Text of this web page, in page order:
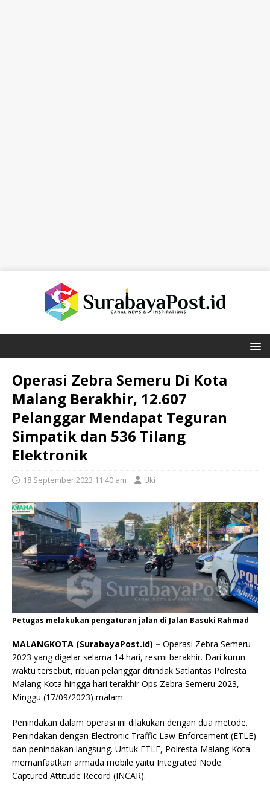
Operasi Zebra Semeru Di Kota
Malang Berakhir, 12.607
Pelanggar Mendapat Teguran
Simpatik dan 536 Tilang
Elektronik
18 September 2023 11:40 am Uki
Petugas melakukan pengaturan jalan di Jalan Basuki Rahmad
MALANGKOTA (SurabayaPost.id) – Operasi Zebra Semeru
2023 yang digelar selama 14 hari, resmi berakhir. Dari kurun
waktu tersebut, ribuan pelanggar ditindak Satlantas Polresta
Malang Kota hingga hari terakhir Ops Zebra Semeru 2023,
Minggu (17/09/2023) malam.
Penindakan dalam operasi ini dilakukan dengan dua metode.
Penindakan dengan Electronic Traffic Law Enforcement (ETLE)
dan penindakan langsung. Untuk ETLE, Polresta Malang Kota
memanfaatkan armada mobile yaitu Integrated Node
Captured Attitude Record (INCAR).